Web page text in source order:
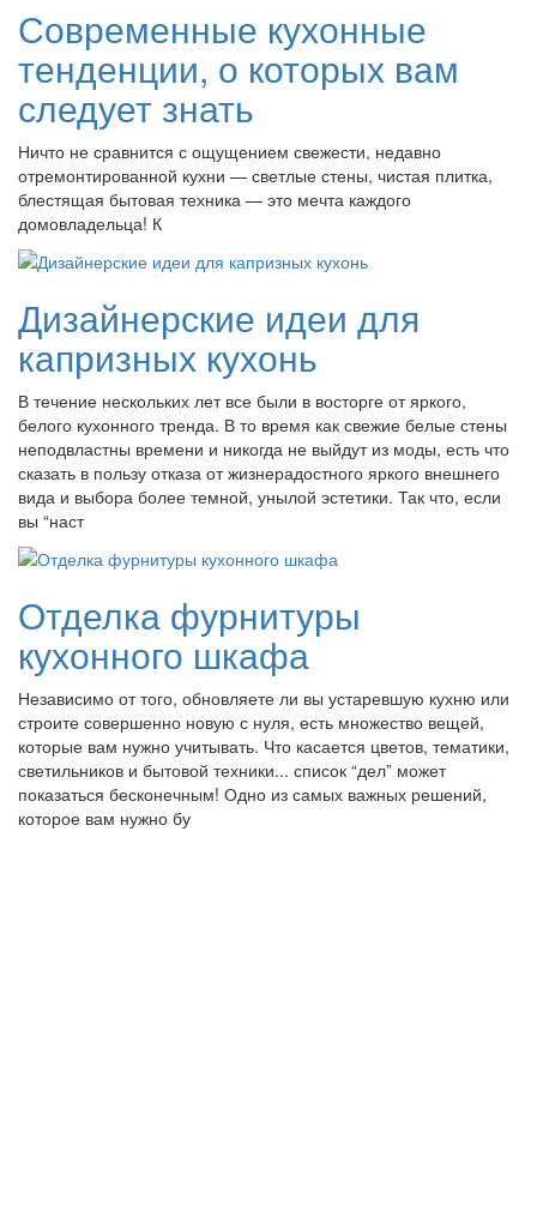
Современные кухонные
тенденции, о которых вам
следует знать
Ничто не сравнится с ощущением свежести, недавно
отремонтированной кухни — светлые стены, чистая плитка,
блестящая бытовая техника — это мечта каждого
домовладельца! К
Дизайнерские идеи для
капризных кухонь
В течение нескольких лет все были в восторге от яркого,
белого кухонного тренда. В то время как свежие белые стены
неподвластны времени и никогда не выйдут из моды, есть что
сказать в пользу отказа от жизнерадостного яркого внешнего
вида и выбора более темной, унылой эстетики. Так что, если
вы “наст
Отделка фурнитуры
кухонного шкафа
Независимо от того, обновляете ли вы устаревшую кухню или
строите совершенно новую с нуля, есть множество вещей,
которые вам нужно учитывать. Что касается цветов, тематики,
светильников и бытовой техники... список “дел” может
показаться бесконечным! Одно из самых важных решений,
которое вам нужно бу